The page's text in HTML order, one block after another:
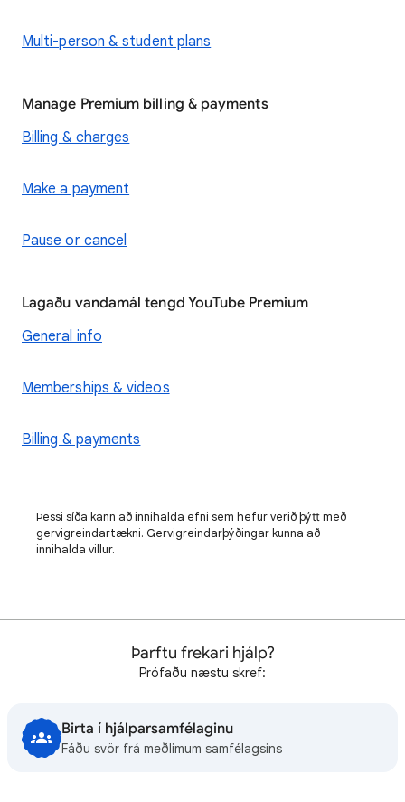
Multi-person & student plans
Manage Premium billing & payments
Billing & charges
Make a payment
Pause or cancel
Lagaðu vandamál tengd YouTube Premium
General info
Memberships & videos
Billing & payments
Þessi síða kann að innihalda efni sem hefur verið þýtt með
gervigreindartækni. Gervigreindarþýðingar kunna að
innihalda villur.
Þarftu frekari hjálp?
Prófaðu næstu skref:
Birta í hjálparsamfélaginu
Fáðu svör frá meðlimum samfélagsins